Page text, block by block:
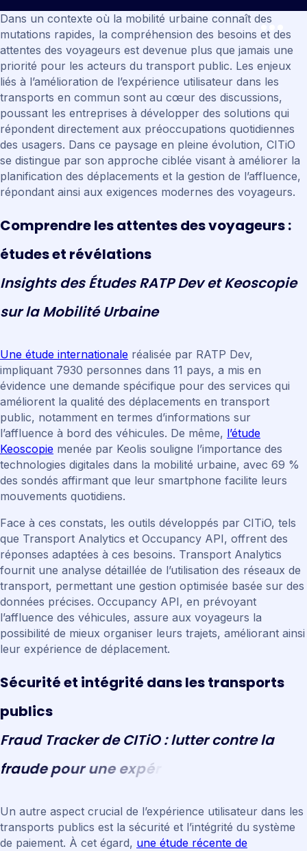
Dans un contexte où la mobilité urbaine connaît des
mutations rapides, la compréhension des besoins et des
attentes des voyageurs est devenue plus que jamais une
priorité pour les acteurs du transport public. Les enjeux
liés à l’amélioration de l’expérience utilisateur dans les
transports en commun sont au cœur des discussions,
poussant les entreprises à développer des solutions qui
répondent directement aux préoccupations quotidiennes
des usagers. Dans ce paysage en pleine évolution, CITiO
se distingue par son approche ciblée visant à améliorer la
planification des déplacements et la gestion de l’affluence,
répondant ainsi aux exigences modernes des voyageurs.
Comprendrelesattentesdesvoyageurs:
étudeset révélations
Insights des Études RATP Dev et Keoscopie
sur la Mobilité Urbaine
Une étude internationale réalisée par RATP Dev,
impliquant 7930 personnes dans 11 pays, a mis en
évidence une demande spécifique pour des services qui
améliorent la qualité des déplacements en transport
public, notamment en termes d’informations sur
l’affluence à bord des véhicules. De même, l’étude
Keoscopie menée par Keolis souligne l’importance des
technologies digitales dans la mobilité urbaine, avec 69 %
des sondés affirmant que leur smartphone facilite leurs
mouvements quotidiens.
Face à ces constats, les outils développés par CITiO, tels
que Transport Analytics et Occupancy API, offrent des
réponses adaptées à ces besoins. Transport Analytics
fournit une analyse détaillée de l’utilisation des réseaux de
transport, permettant une gestion optimisée basée sur des
données précises. Occupancy API, en prévoyant
l’affluence des véhicules, assure aux voyageurs la
possibilité de mieux organiser leurs trajets, améliorant ainsi
leur expérience de déplacement.
Sécuritéet intégrité danslestransports
publics
Fraud Tracker de CITiO : lutter contre la
fraude pour uneexpér
Un autre aspect crucial de l’expérience utilisateur dans les
transports publics est la sécurité et l’intégrité du système
de paiement. À cet égard, une étude récente de